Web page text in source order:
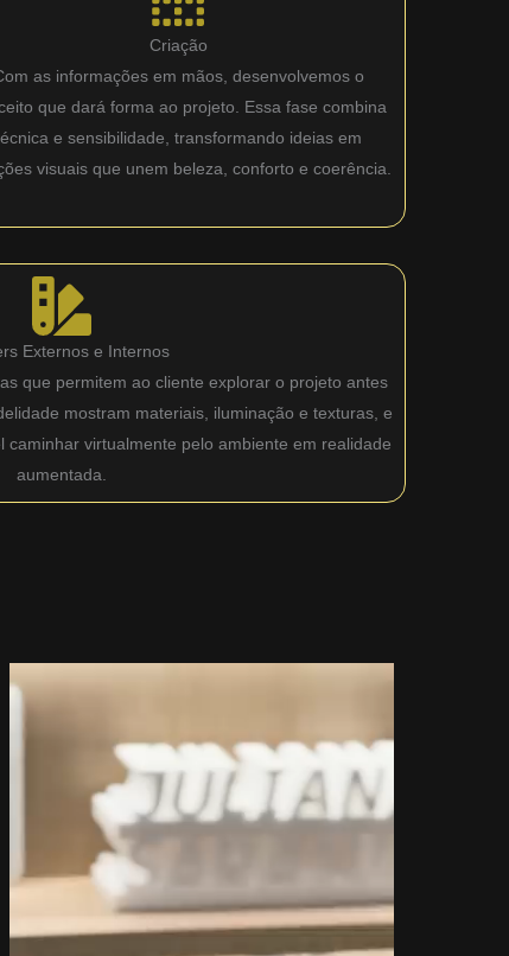
Criação
as informações em mãos, desenvolvemos o
que dará forma ao projeto. Essa fase combina
e sensibilidade, transformando ideias em
visuais que unem beleza, conforto e coerência.
Externos e Internos
que permitem ao cliente explorar o projeto antes
mostram materiais, iluminação e texturas, e
caminhar virtualmente pelo ambiente em realidade
aumentada.